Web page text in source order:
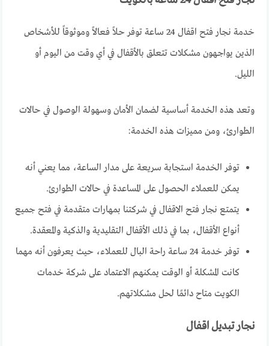
خدمة نجار فتح اقفال 24 ساعة توفر حلاً فعالاً وموثوقاً للأشخاص
الذين يواجهون مشكلات تتعلق بالأقفال في أي وقت من اليوم أو
الليل.
وتعد هذه الخدمة أساسية لضمان الأمان وسهولة الوصول في حالات
الطوارئ، ومن مميزات هذه الخدمة:
توفر الخدمة استجابة سريعة على مدار الساعة، مما يعني أنه
يمكن للعملاء الحصول على المساعدة في حالات الطوارئ.
يتمتع نجار فتح الاقفال في شركتنا بمهارات متقدمة في فتح جميع
أنواع الأقفال، بما في ذلك الأقفال التقليدية والذكية والمعقدة.
توفر خدمة 24 ساعة راحة البال للعملاء، حيث يعرفون أنه مهما
كانت المشكلة أو الوقت يمكنهم الاعتماد على شركة خدمات
الكويت متاح دائمًا لحل مشكلاتهم.
نجار تبديل اقفال